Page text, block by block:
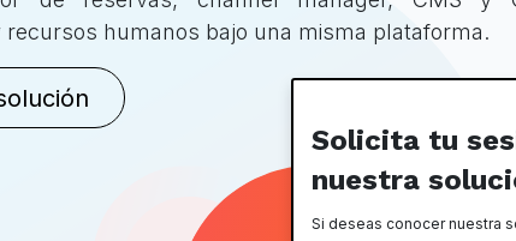
recursos humanos bajo una misma plataforma.
Solicita tu
nuestra
Si deseas conocer nuestra